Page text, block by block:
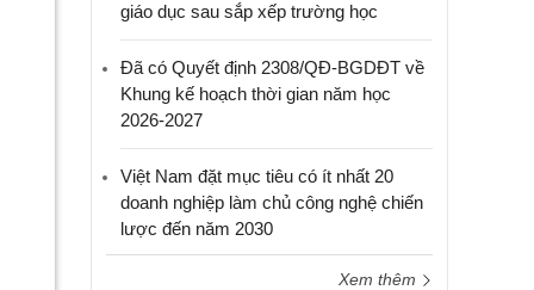
giáo dục sau sắp xếp trường học
Đã có Quyết định 2308/QĐ-BGDĐT về
Khung kế hoạch thời gian năm học
2026-2027
Việt Nam đặt mục tiêu có ít nhất 20
doanh nghiệp làm chủ công nghệ chiến
lược đến năm 2030
Xem thêm